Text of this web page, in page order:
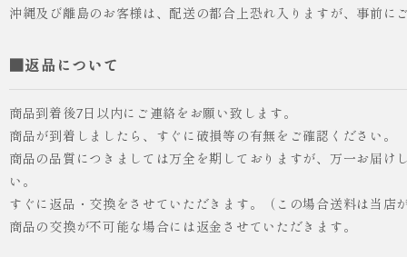
沖縄及び離島のお客様は、配送の都合上恐れ入りますが、事前に
■返品について
商品到着後7日以内にご連絡をお願い致します。
商品が到着しましたら、すぐに破損等の有無をご確認ください。
商品の品質につきましては万全を期しておりますが、万一お届
い。
すぐに返品・交換をさせていただきます。（この場合送料は当店
商品の交換が不可能な場合には返金させていただきます。